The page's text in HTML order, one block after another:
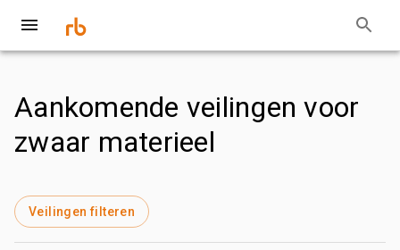
Aankomende veilingen voor
zwaar materieel
Veilingen filteren